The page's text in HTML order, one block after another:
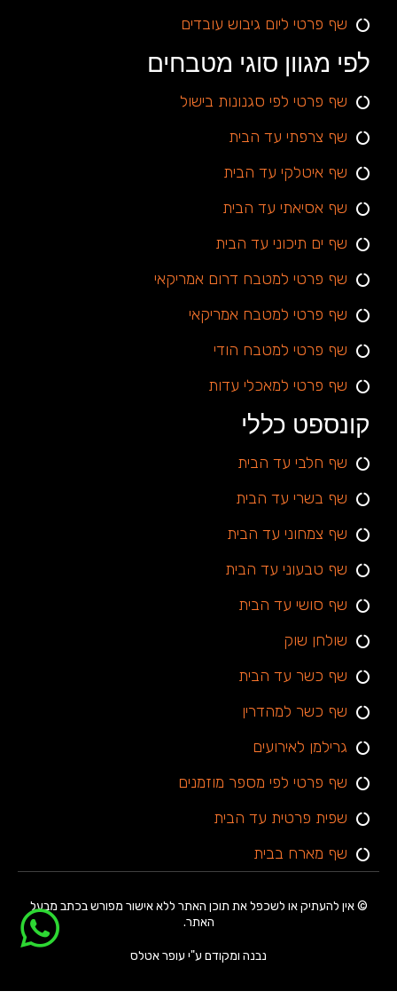
שף פרטי ליום גיבוש עובדים
לפי מגוון סוגי מטבחים
שף פרטי לפי סגנונות בישול
שף צרפתי עד הבית
שף איטלקי עד הבית
שף אסיאתי עד הבית
שף ים תיכוני עד הבית
שף פרטי למטבח דרום אמריקאי
שף פרטי למטבח אמריקאי
שף פרטי למטבח הודי
שף פרטי למאכלי עדות
קונספט כללי
שף חלבי עד הבית
שף בשרי עד הבית
שף צמחוני עד הבית
שף טבעוני עד הבית
שף סושי עד הבית
שולחן שוק
שף כשר עד הבית
שף כשר למהדרין
גרילמן לאירועים
שף פרטי לפי מספר מוזמנים
שפית פרטית עד הבית
שף מארח בבית
© אין להעתיק או לשכפל את תוכן האתר ללא אישור מפורש בכתב מבעל
האתר.
נבנה ומקודם ע"י עופר אטלס